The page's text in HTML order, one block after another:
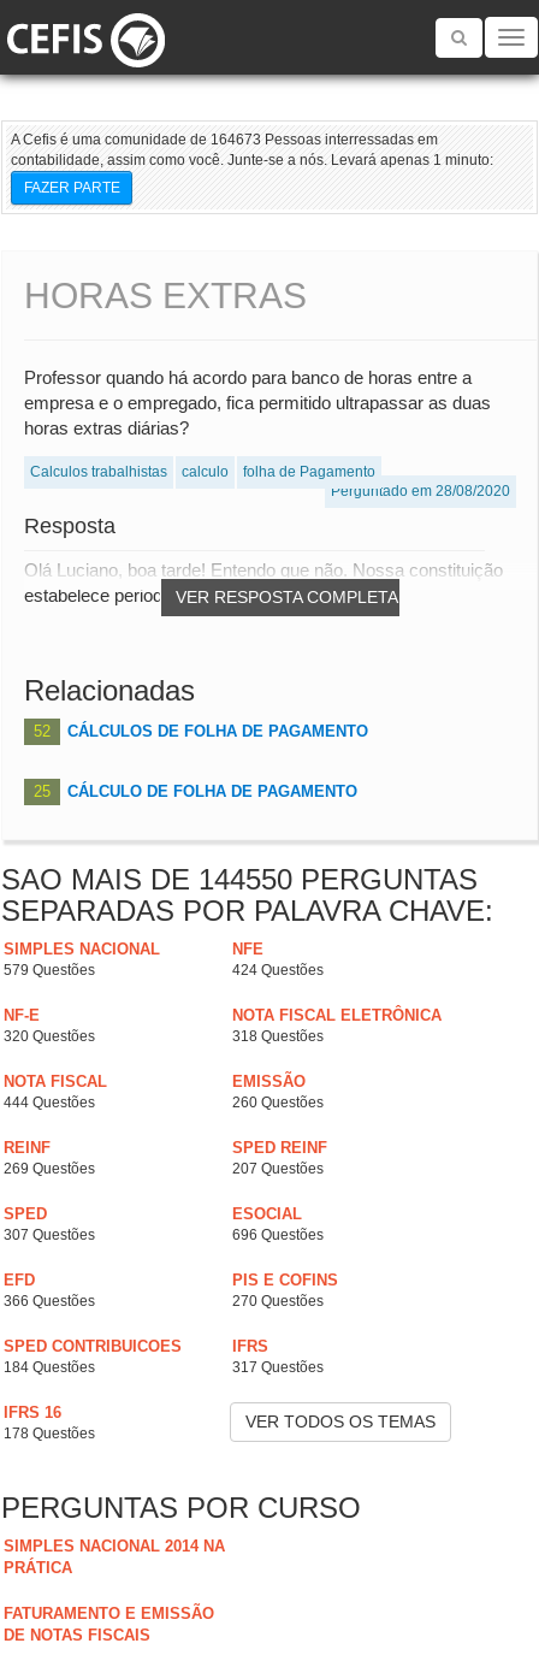
Toggle
A Cefis é uma comunidade de 164673 Pessoas interressadas em
contabilidade, assim como você. Junte-se a nós. Levará apenas 1 minuto:
FAZER PARTE
HORAS EXTRAS
Professor quando há acordo para banco de horas entre a
empresa e o empregado, fica permitido ultrapassar as duas
horas extras diárias?
Calculos trabalhistas calculo
folha de Pagamento
Perguntado em 28/08/2020
Resposta
VER RESPOSTA COMPLETA
Olá Luciano, boa tarde! Entendo que não. Nossa constituição
estabelece periodo máximo de 8 horas e...
Relacionadas
52 CÁLCULOS DE FOLHA DE PAGAMENTO
25 CÁLCULO DE FOLHA DE PAGAMENTO
SAO MAIS DE 144550 PERGUNTAS
SEPARADAS POR PALAVRA CHAVE:
SIMPLES NACIONAL
579 Questões
NFE
424 Questões
NF-E
320 Questões
NOTA FISCAL ELETRÔNICA
318 Questões
NOTA FISCAL
444 Questões
EMISSÃO
260 Questões
REINF
269 Questões
SPED REINF
207 Questões
SPED
307 Questões
ESOCIAL
696 Questões
EFD
366 Questões
PIS E COFINS
270 Questões
SPED CONTRIBUICOES
184 Questões
IFRS
317 Questões
IFRS 16
178 Questões
VER TODOS OS TEMAS
PERGUNTAS POR CURSO
SIMPLES NACIONAL 2014 NA
PRÁTICA
FATURAMENTO E EMISSÃO
DE NOTAS FISCAIS